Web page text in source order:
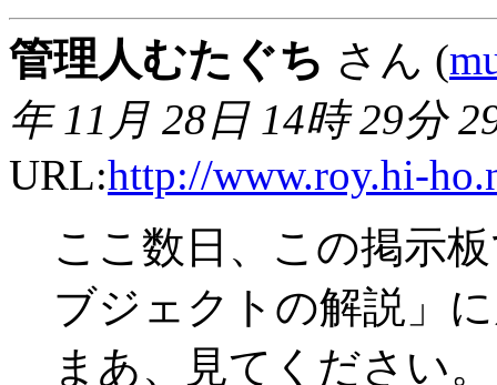
管理人むたぐち さん (
年 11月 28日 14時 29分
URL:http://www.roy.hi-
ここ数日、この掲示
ブジェクトの解説」
まあ、見てください。